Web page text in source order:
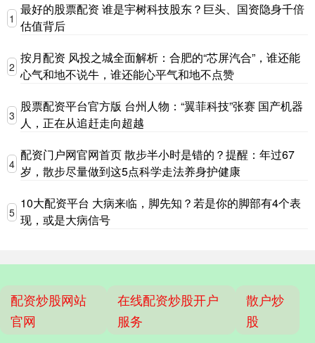
1
最好的股票配资 谁是宇树科技股东？巨头、国资隐身千倍
估值背后
2
按月配资 风投之城全面解析：合肥的“芯屏汽合”，谁还能
心气和地不说牛，谁还能心平气和地不点赞
3
股票配资平台官方版 台州人物：“翼菲科技”张赛 国产机器
人，正在从追赶走向超越
4
配资门户网官网首页 散步半小时是错的？提醒：年过67
岁，散步尽量做到这5点科学走法养身护健康
5
10大配资平台 大病来临，脚先知？若是你的脚部有4个表
现，或是大病信号
配资炒股网站
官网
在线配资炒股开户
服务
散户炒
股